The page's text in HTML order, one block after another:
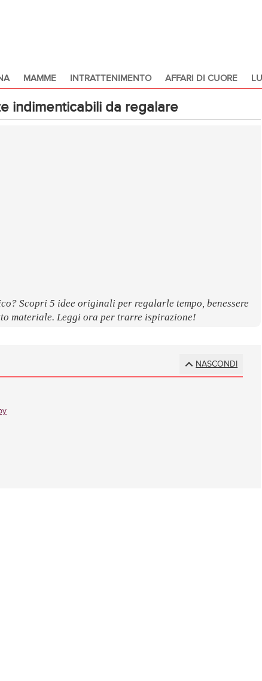
MAMME INTRATTENIMENTO AFFARI DI CUORE
indimenticabili da regalare
Scopri 5 idee originali per regalarle tempo, benessere
materiale. Leggi ora per trarre ispirazione!
NASCONDI